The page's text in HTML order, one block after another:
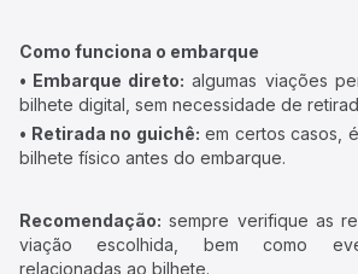
Como funciona o embarque
• Embarque direto: algumas viações
bilhete digital, sem necessidade de
• Retirada no guichê: em certos casos,
bilhete físico antes do embarque.
Recomendação: sempre verifique as
viação escolhida, bem como
relacionadas ao bilhete.